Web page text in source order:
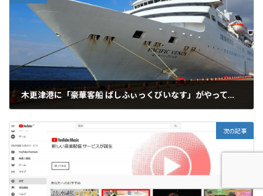
木更津港に「豪華客船 ぱしふぃっくびいなす」がやってきた！ゆるキャラが参加してのイベントなど盛りだくさん！
次の記事